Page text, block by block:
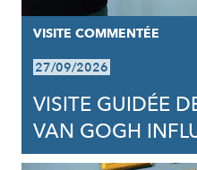
VISITE COMMENTÉE
27/09/2026
VISITE GUIDÉE
VAN GOGH